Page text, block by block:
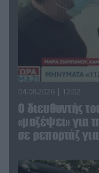
04.08.2026 | 12:02
O διευθυντής
«μαζέψει» για
σε ρεπορτάζ